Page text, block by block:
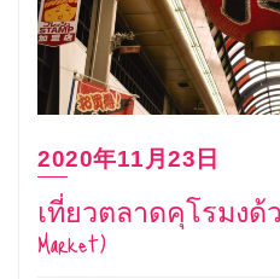
2020年11月23日
เที่ยวตลาดคุโรมงด้ว
Market)